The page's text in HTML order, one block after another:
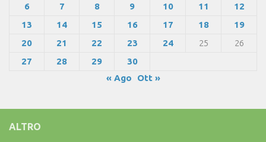
6
7 8 9 10 11
12
13
14 15 16 17 18
19
20
21 22 23 24 25
26
27
28 29
30
« Ago
Ott »
ALTRO